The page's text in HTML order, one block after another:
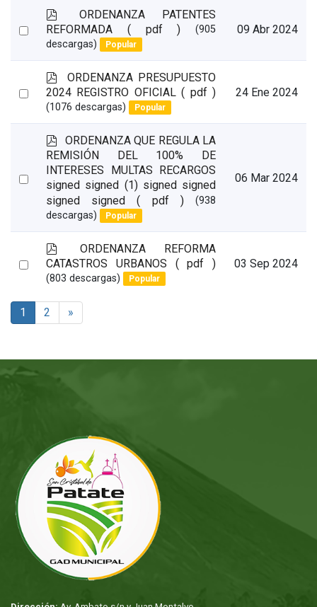
Select
p
d
f
ORDENANZA PATENTES
REFORMADA
( pdf )
(905
descargas)
Popular
09 Abr 2024
Select
p
d
f
ORDENANZA PRESUPUESTO
2024 REGISTRO OFICIAL ( pdf )
(1076 descargas) Popular
24 Ene 2024
Select
p
d
f
ORDENANZA QUE REGULA LA
REMISIÓN DEL 100% DE
INTERESES MULTAS RECARGOS
signed signed (1) signed signed
signed signed
( pdf )
(938
descargas)
Popular
06 Mar 2024
Select
item
p
d
f
ORDENANZA REFORMA
CATASTROS URBANOS
( pdf )
(803 descargas) Popular
03 Sep 2024
1 2 »